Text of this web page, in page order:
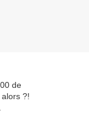
de
?!